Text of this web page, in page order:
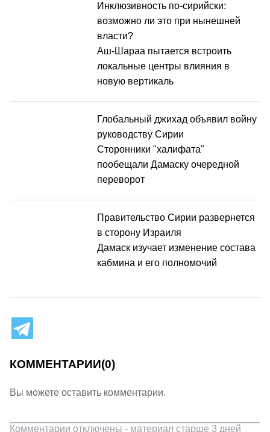
Инклюзивность по-сирийски:
возможно ли это при нынешней
власти?
Аш-Шараа пытается встроить
локальные центры влияния в
новую вертикаль
Глобальный джихад объявил войну
руководству Сирии
Сторонники "халифата"
пообещали Дамаску очередной
переворот
Правительство Сирии развернется
в сторону Израиля
Дамаск изучает изменение состава
кабмина и его полномочий
КОММЕНТАРИИ(0)
Вы можете оставить комментарии.
Комментарии отключены - материал старше 3 дней